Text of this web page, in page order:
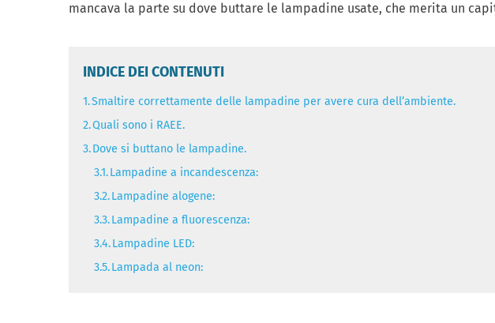
mancava la parte su dove buttare le lampadine usate, che merita un
INDICE DEI CONTENUTI
1.Smaltire correttamente delle lampadine per avere cura dell’ambiente.
2.Quali sono i RAEE.
3.Dove si buttano le lampadine.
3.1.Lampadine a incandescenza:
3.2.Lampadine alogene:
3.3.Lampadine a fluorescenza:
3.4.Lampadine LED:
3.5.Lampada al neon: